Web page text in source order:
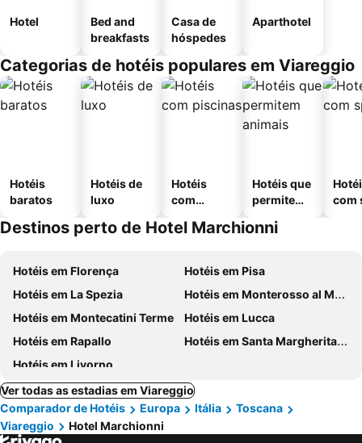
Hotel
Bed and
breakfasts
Casa de
hóspedes
Aparthotel
Categorias de hotéis populares em Viareggio
Hotéis
baratos
Hotéis de
luxo
Hotéis
com
Hotéis que
permitem
com
Destinos perto de Hotel Marchionni
Hotéis em Florença
Hotéis em Pisa
Hotéis em La Spezia
Hotéis em Monterosso al Mare
Hotéis em Montecatini Terme
Hotéis em Lucca
Hotéis em Rapallo
Hotéis em Santa Margherita Ligure
Hotéis em Livorno
Ver todas as estadias em Viareggio
Comparador de Hotéis
Europa Itália
Toscana
Viareggio
Hotel Marchionni